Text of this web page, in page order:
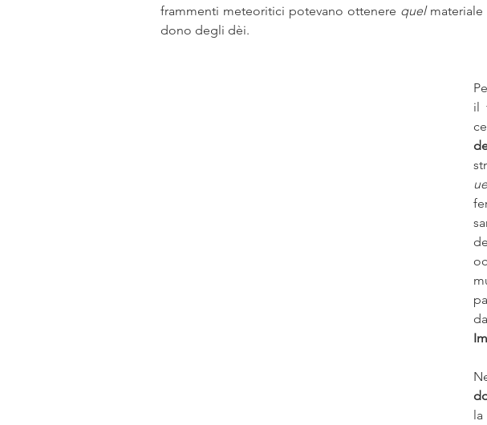
frammenti meteoritici potevano ottenere quel
dono degli dèi.
il
la